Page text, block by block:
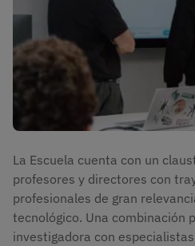
La Escuela cuenta con un
profesores y directores con
profesionales de gran
tecnológico. Una combinación
investigadora con